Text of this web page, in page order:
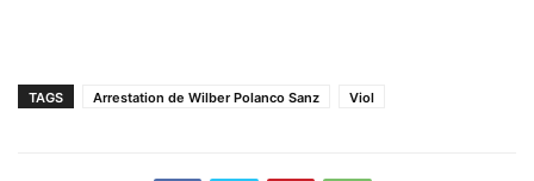
TAGS Arrestation de Wilber Polanco Sanz Viol